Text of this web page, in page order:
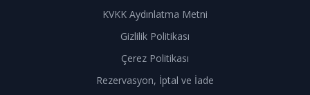
KVKK Aydınlatma Metni
Gizlilik Politikası
Çerez Politikası
Rezervasyon, İptal ve İade